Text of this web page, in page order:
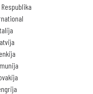
Respublika